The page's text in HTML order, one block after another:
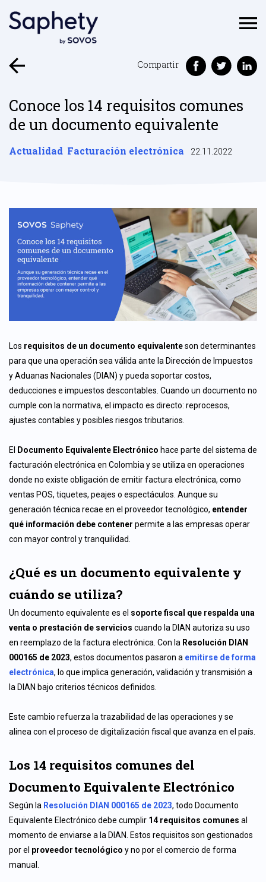
Conoce los 14 requisitos comunes
de un documento equivalente
Actualidad Facturación electrónica 22.11.2022
Compartir
Los requisitos de un documento equivalenteson determinantes
para que una operación sea válida ante la Dirección de Impuestos
y Aduanas Nacionales (DIAN) y pueda soportar costos,
deducciones e impuestos descontables. Cuando un documento no
cumple con la normativa, el impacto es directo: reprocesos,
ajustes contables y posibles riesgos tributarios.
El Documento Equivalente Electrónico hace parte del sistema de
facturación electrónica en Colombia y se utiliza en operaciones
donde no existe obligación de emitir factura electrónica, como
ventas POS, tiquetes, peajes o espectáculos. Aunque su
generación técnica recae en el proveedor tecnológico, entender
qué información debe contener permite a las empresas operar
con mayor control y tranquilidad.
¿Qué es un documento equivalente y
cuándo se utiliza?
Un documento equivalente es el soporte fiscal que respalda una
venta o prestación de servicios cuando la DIAN autoriza su uso
en reemplazo de la factura electrónica. Con la Resolución DIAN
000165 de 2023, estos documentos pasaron a emitirse de forma
electrónica, lo que implica generación, validación y transmisión a
la DIAN bajo criterios técnicos definidos.
Este cambio refuerza la trazabilidad de las operaciones y se
alinea con el proceso de digitalización fiscal que avanza en el país.
Los 14 requisitos comunes del
Documento Equivalente Electrónico
Según la Resolución DIAN 000165 de 2023, todo Documento
Equivalente Electrónico debe cumplir 14 requisitos comunes al
momento de enviarse a la DIAN. Estos requisitos son gestionados
por el proveedor tecnológico y no por el comercio de forma
manual.